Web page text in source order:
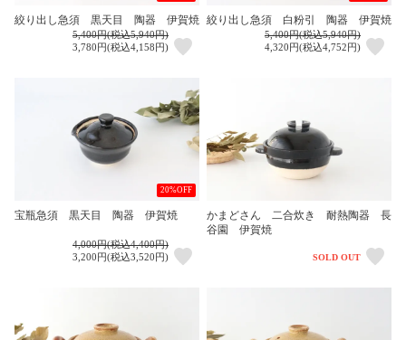
絞り出し急須 黒天目 陶器 伊賀焼
5,400円(税込5,940円)
3,780円(税込4,158円)
絞り出し急須 白粉引 陶器 伊賀焼
5,400円(税込5,940円)
4,320円(税込4,752円)
20%OFF
宝瓶急須 黒天目 陶器 伊賀焼
4,000円(税込4,400円)
3,200円(税込3,520円)
かまどさん 二合炊き 耐熱陶器 長
谷園 伊賀焼
SOLD OUT